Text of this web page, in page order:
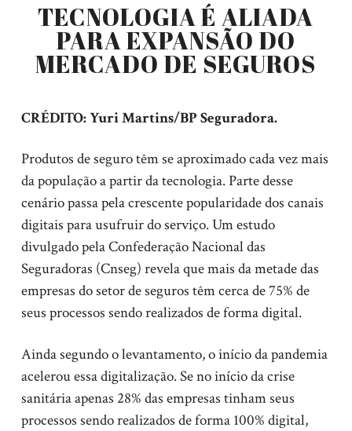
TECNOLOGIA É ALIADA
PARA EXPANSÃO DO
MERCADO DE SEGUROS
CRÉDITO: Yuri Martins/BP Seguradora.
Produtos de seguro têm se aproximado cada vez mais
da população a partir da tecnologia. Parte desse
cenário passa pela crescente popularidade dos canais
digitais para usufruir do serviço. Um estudo
divulgado pela Confederação Nacional das
Seguradoras (Cnseg) revela que mais da metade das
empresas do setor de seguros têm cerca de 75% de
seus processos sendo realizados de forma digital.
Ainda segundo o levantamento, o início da pandemia
acelerou essa digitalização. Se no início da crise
sanitária apenas 28% das empresas tinham seus
processos sendo realizados de forma 100% digital,